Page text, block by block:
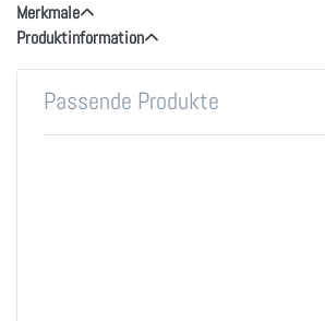
Merkmale
Produktinformation
Passende Produkte